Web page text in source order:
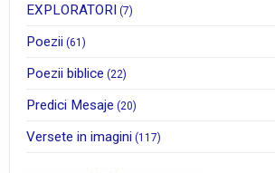
EXPLORATORI (7)
Poezii (61)
Poezii biblice (22)
Predici Mesaje (20)
Versete in imagini (117)